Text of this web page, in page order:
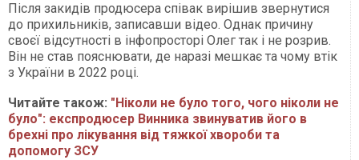
Після закидів продюсера співак вирішив звернутися
до прихильників, записавши відео. Однак причину
своєї відсутності в інфопросторі Олег так і не розрив.
Він не став пояснювати, де наразі мешкає та чому втік
з України в 2022 році.
Читайте також: "Ніколи не було того, чого ніколи не
було": експродюсер Винника звинуватив його в
брехні про лікування від тяжкої хвороби та
допомогу ЗСУ